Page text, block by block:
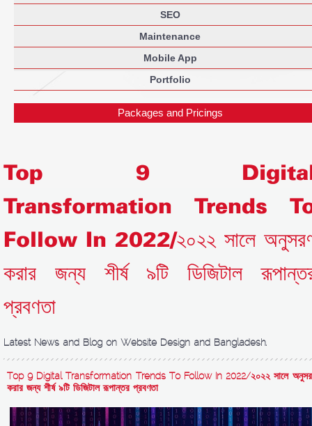
SEO
Maintenance
Mobile App
Portfolio
Packages and Pricings
Top 9
Transformation Trends
Follow In 2022/২০২২ সালে
করার জন্য শীর্ষ ৯টি ডিজিটাল
প্রবণতা
Latest News and Blog on Website Design and Bangladesh.
Top 9 Digital Transformation Trends To Follow In 2022/২০২২ সালে
করার জন্য শীর্ষ ৯টি ডিজিটাল রূপান্তর প্রবণতা